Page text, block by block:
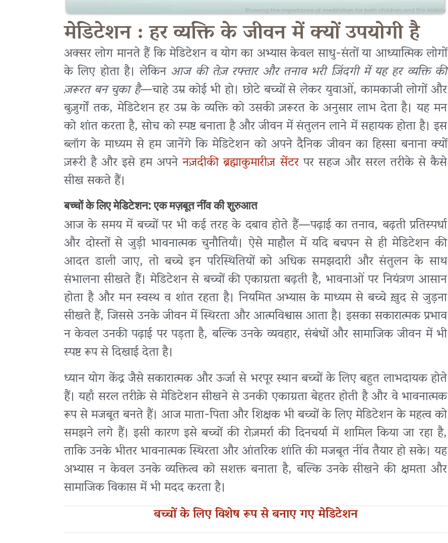
Showing the importance of meditation for both children and the elderly.
मेडिटेशन : हर व्यक्ति के जीवन में क्यों उपयोगी है
अक्सर लोग मानते हैं कि मेडिटेशन व योग का अभ्यास केवल साधु-संतों या आध्यात्मिक लोगों
के लिए होता है। लेकिन आज की तेज़ रफ्तार और तनाव भरी ज़िंदगी में यह हर व्यक्ति की
ज़रूरत बन चुका है—चाहे उम्र कोई भी हो। छोटे बच्चों से लेकर युवाओं, कामकाजी लोगों और
बुज़ुर्गों तक, मेडिटेशन हर उम्र के व्यक्ति को उसकी ज़रूरत के अनुसार लाभ देता है। यह मन
को शांत करता है, सोच को स्पष्ट बनाता है और जीवन में संतुलन लाने में सहायक होता है। इस
ब्लॉग के माध्यम से हम जानेंगे कि मेडिटेशन को अपने दैनिक जीवन का हिस्सा बनाना क्यों
ज़रूरी है और इसे हम अपनेनज़दीकी ब्रह्माकुमारीज़ सेंटरपर सहज और सरल तरीके से कैसे
सीख सकते हैं।
बच्चों के लिए मेडिटेशन: एक मज़बूत नींव की शुरुआत
आज के समय में बच्चों पर भी कई तरह के दबाव होते हैं—पढ़ाई का तनाव, बढ़ती प्रतिस्पर्धा
और दोस्तों से जुड़ी भावनात्मक चुनौतियाँ। ऐसे माहौल में यदि बचपन से ही मेडिटेशन की
आदत डाली जाए, तो बच्चे इन परिस्थितियों को अधिक समझदारी और संतुलन के साथ
संभालना सीखते हैं। मेडिटेशन से बच्चों की एकाग्रता बढ़ती है, भावनाओं पर नियंत्रण आसान
होता है और मन स्वस्थ व शांत रहता है। नियमित अभ्यास के माध्यम से बच्चे ख़ुद से जुड़ना
सीखते हैं, जिससे उनके जीवन में स्थिरता और आत्मविश्वास आता है। इसका सकारात्मक प्रभाव
न केवल उनकी पढ़ाई पर पड़ता है, बल्कि उनके व्यवहार, संबंधों और सामाजिक जीवन में भी
स्पष्ट रूप से दिखाई देता है।
ध्यान योग केंद्र जैसे सकारात्मक और ऊर्जा से भरपूर स्थान बच्चों के लिए बहुत लाभदायक होते
हैं। यहाँ सरल तरीक़े से मेडिटेशन सीखने से उनकी एकाग्रता बेहतर होती है और वे भावनात्मक
रूप से मजबूत बनते हैं। आज माता-पिता और शिक्षक भी बच्चों के लिए मेडिटेशन के महत्व को
समझने लगे हैं। इसी कारण इसे बच्चों की रोज़मर्रा की दिनचर्या में शामिल किया जा रहा है,
ताकि उनके भीतर भावनात्मक स्थिरता और आंतरिक शांति की मजबूत नींव तैयार हो सके। यह
अभ्यास न केवल उनके व्यक्तित्व को सशक्त बनाता है, बल्कि उनके सीखने की क्षमता और
सामाजिक विकास में भी मदद करता है।
बच्चों के लिए विशेष रूप से बनाए गए मेडिटेशन